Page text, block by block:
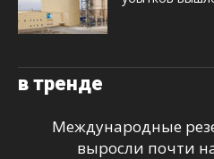
в тренде
Международные
выросли почти